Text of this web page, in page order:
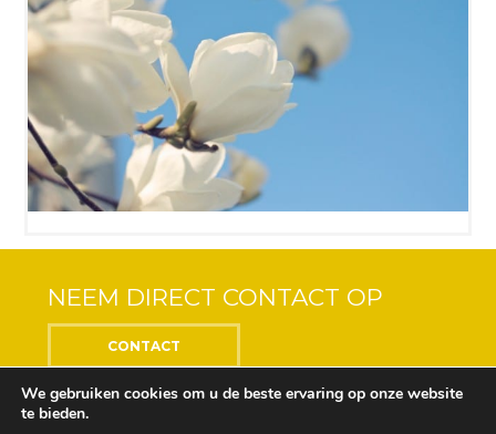
NEEM DIRECT CONTACT OP
CONTACT
We gebruiken cookies om u de beste ervaring op onze website
te bieden.